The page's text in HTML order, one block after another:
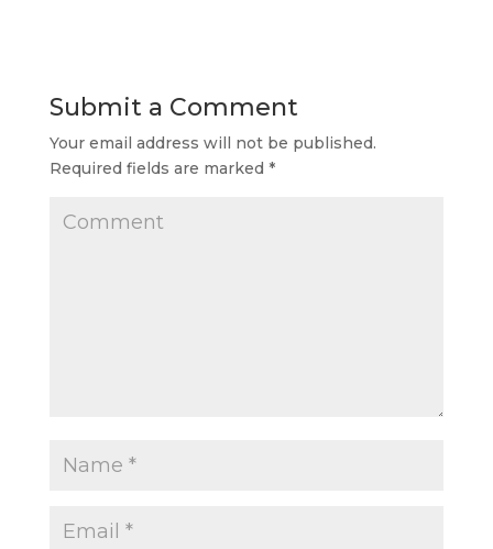
Submit a Comment
Your email address will not be published.
Required fields are marked *